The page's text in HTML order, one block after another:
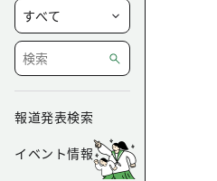
報道発表検索
イベント情報